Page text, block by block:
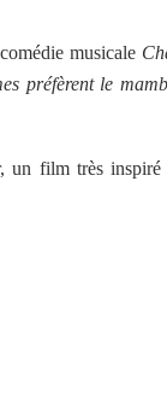
musicale
préfèrent le
un film très inspiré